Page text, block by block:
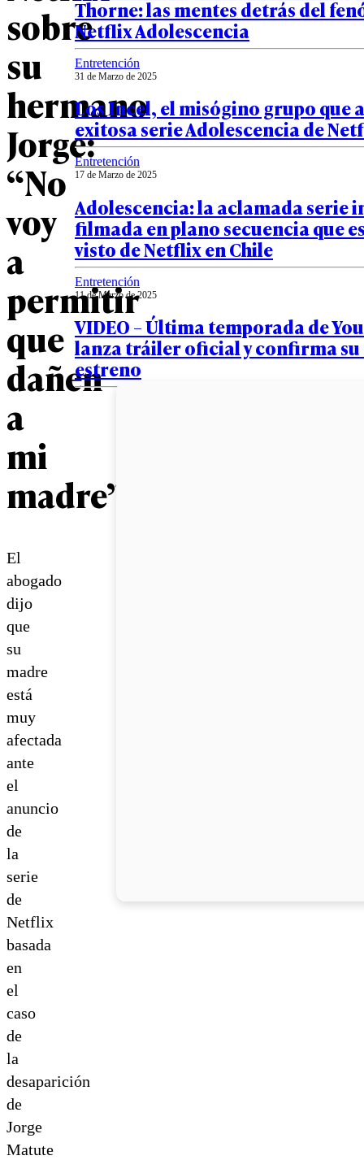
sobre
su
hermano
Jorge:
“No
voy
a
permitir
que
dañen
a
mi
madre”
El
abogado
dijo
que
su
madre
está
muy
afectada
ante
el
anuncio
de
la
serie
de
Netflix
basada
en
el
caso
de
la
desaparición
de
Jorge
Matute
Thorne: las mentes detrás del
Netflix Adolescencia
Entretención
31 de Marzo de 2025
Los Incel, el misógino grupo que
exitosa serie Adolescencia de
Entretención
17 de Marzo de 2025
Adolescencia: la aclamada serie
filmada en plano secuencia que
visto de Netflix en Chile
Entretención
11 de Marzo de 2025
VIDEO – Última temporada de
lanza tráiler oficial y confirma su
estreno